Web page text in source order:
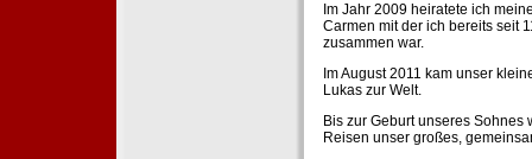
Im Jahr 2009 heiratete ich
Carmen mit der ich bereits seit
zusammen war.
Im August 2011 kam unser
Lukas zur Welt.
Bis zur Geburt unseres Sohnes
Reisen unser großes,